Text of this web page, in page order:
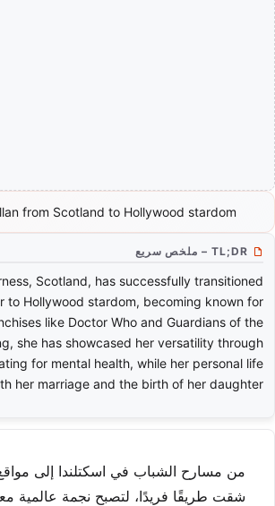
from Scotland to Hollywood stardom.
TL;DR – ملخص سريع
Scotland, has successfully transitioned
to Hollywood stardom, becoming known for
like Doctor Who and Guardians of the
she has showcased her versatility through
for mental health, while her personal life
her marriage and the birth of her daughter.
من مسارح الشباب في اسكتلندا إلى مواقع
شقت طريقًا فريدًا، لتصبح نجمة عالمية